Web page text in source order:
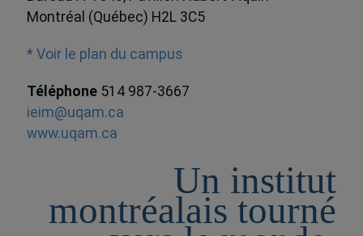
Montréal (Québec) H2L 3C5
* Voir le plan du campus
Téléphone 514 987-3667
ieim@uqam.ca
www.uqam.ca
Un institut
montréalais tourné